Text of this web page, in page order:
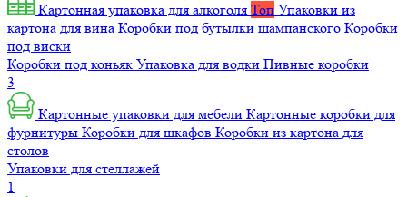
Картонная упаковка для алкоголя Топ Упаковки из
картона для вина Коробки под бутылки шампанского Коробки
под виски
Коробки под коньяк Упаковка для водки Пивные коробки
3
Картонные упаковки для мебели Картонные коробки для
фурнитуры Коробки для шкафов Коробки из картона для
столов
Упаковки для стеллажей
1